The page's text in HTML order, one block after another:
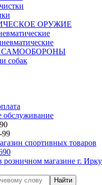
ОРУЖИЕ
САМООБОРОНЫ
собак
обслуживание
99
спортивных товаров
розничном магазине г.
Найти